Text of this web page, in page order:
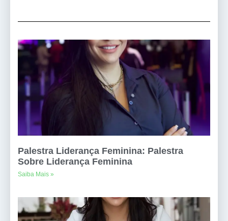
Palestra Liderança Feminina: Palestra
Sobre Liderança Feminina
Saiba Mais »